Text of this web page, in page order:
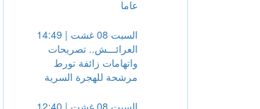
السبت 08 غشت | 14:49
العرائـــش.. تصريحات
واتهامات زائفة تورط